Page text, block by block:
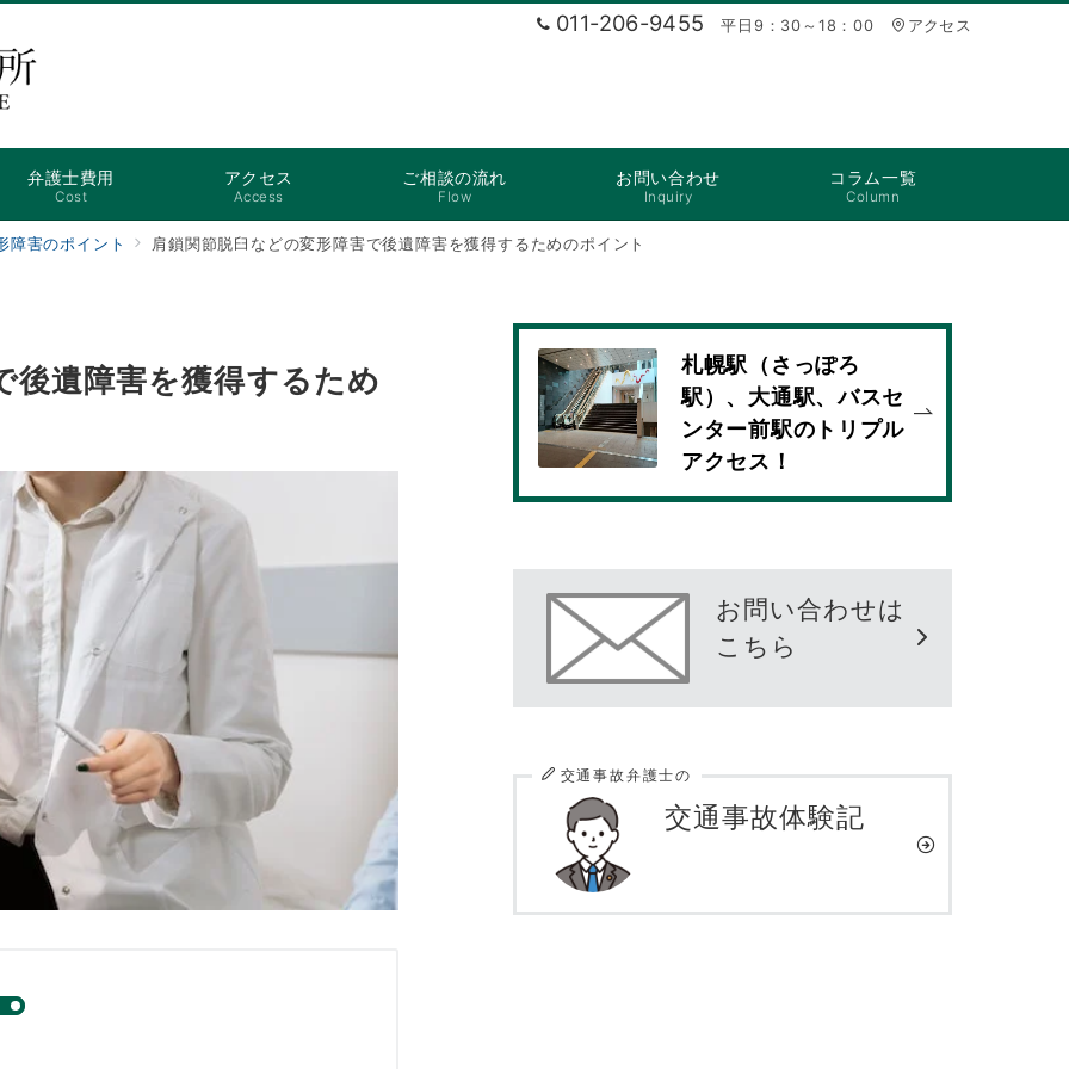
011-206-9455 平日9：30～18：00 アクセス
弁護士費用
Cost
アクセス
Access
ご相談の流れ
Flow
お問い合わせ
Inquiry
コラム一覧
Column
障害のポイント 肩鎖関節脱臼などの変形障害で後遺障害を獲得するためのポイント
後遺障害を獲得するため
札幌駅（さっぽろ
駅）、大通駅、バスセ
ンター前駅のトリプル
アクセス！
お問い合わせは
こちら
交通事故弁護士の
交通事故体験記